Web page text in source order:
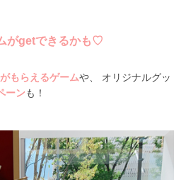
がgetできるかも♡
もらえるゲームや、 オリジナルグッ
ーンも！